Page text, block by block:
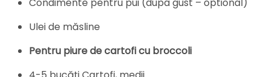
Ulei de măsline
Pentru piure de cartofi cu broccoli